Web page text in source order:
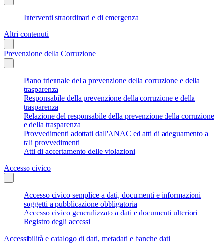
Interventi straordinari e di emergenza
Altri contenuti
Prevenzione della Corruzione
Piano triennale della prevenzione della corruzione e della
trasparenza
Responsabile della prevenzione della corruzione e della
trasparenza
Relazione del responsabile della prevenzione della corruzione
e della trasparenza
Provvedimenti adottati dall'ANAC ed atti di adeguamento a
tali provvedimenti
Atti di accertamento delle violazioni
Accesso civico
Accesso civico semplice a dati, documenti e informazioni
soggetti a pubblicazione obbligatoria
Accesso civico generalizzato a dati e documenti ulteriori
Registro degli accessi
Accessibilità e catalogo di dati, metadati e banche dati